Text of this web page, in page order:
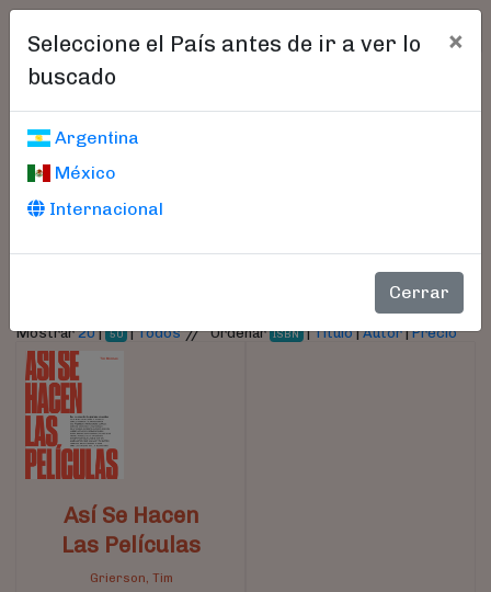
Seleccione el País antes de ir a ver lo
buscado
×
Argentina
México
Internacional
Cerrar
Libros encontrados
Parámetros
Mostrar20| 50 |Todos//Ordenar ISBN |Título|Autor|Precio
Así Se Hacen
Las Películas
Grierson, Tim